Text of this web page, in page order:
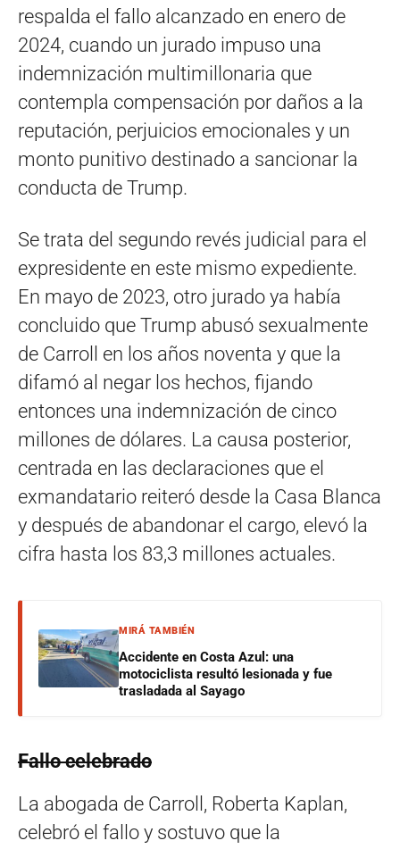
respalda el fallo alcanzado en enero de
2024, cuando un jurado impuso una
indemnización multimillonaria que
contempla compensación por daños a la
reputación, perjuicios emocionales y un
monto punitivo destinado a sancionar la
conducta de Trump.
Se trata del segundo revés judicial para el
expresidente en este mismo expediente.
En mayo de 2023, otro jurado ya había
concluido que Trump abusó sexualmente
de Carroll en los años noventa y que la
difamó al negar los hechos, fijando
entonces una indemnización de cinco
millones de dólares. La causa posterior,
centrada en las declaraciones que el
exmandatario reiteró desde la Casa Blanca
y después de abandonar el cargo, elevó la
cifra hasta los 83,3 millones actuales.
MIRÁ TAMBIÉN
Accidente en Costa Azul: una
motociclista resultó lesionada y fue
trasladada al Sayago
Fallo celebrado
La abogada de Carroll, Roberta Kaplan,
celebró el fallo y sostuvo que la